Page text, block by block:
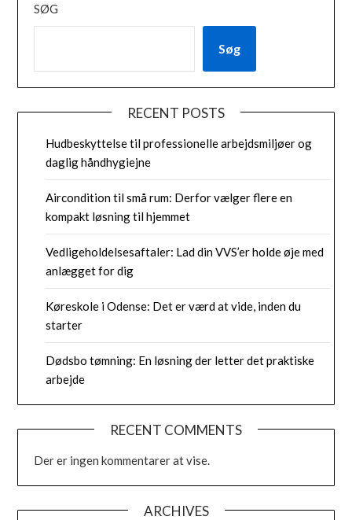
SØG
Søg
RECENT POSTS
Hudbeskyttelse til professionelle arbejdsmiljøer og
daglig håndhygiejne
Aircondition til små rum: Derfor vælger flere en
kompakt løsning til hjemmet
Vedligeholdelsesaftaler: Lad din VVS’er holde øje med
anlægget for dig
Køreskole i Odense: Det er værd at vide, inden du
starter
Dødsbo tømning: En løsning der letter det praktiske
arbejde
RECENT COMMENTS
Der er ingen kommentarer at vise.
ARCHIVES